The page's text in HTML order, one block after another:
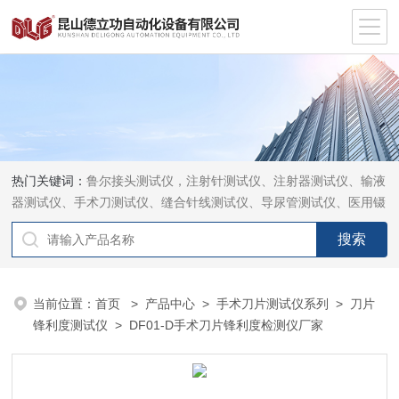
热门关键词：鲁尔接头测试仪，注射针测试仪、注射器测试仪、输液
器测试仪、手术刀测试仪、缝合针线测试仪、导尿管测试仪、医用镊
钳测试仪、导引管导丝测试仪、针灸针测试仪、留置针测试仪
当前位置：首页 > 产品中心 >手术刀片测试仪系列 > 刀片
锋利度测试仪 > DF01-D手术刀片锋利度检测仪厂家